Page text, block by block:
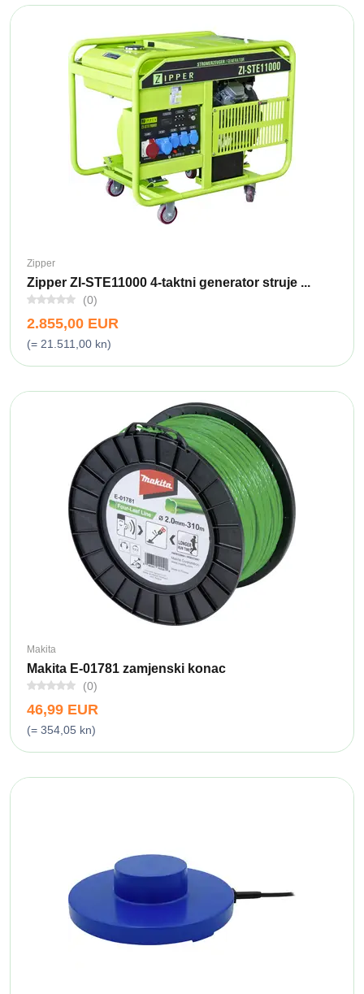
Zipper
Zipper ZI-STE11000 4-taktni generator struje ...
(0)
2.855,00 EUR
(= 21.511,00 kn)
Makita
Makita E-01781 zamjenski konac
(0)
46,99 EUR
(= 354,05 kn)